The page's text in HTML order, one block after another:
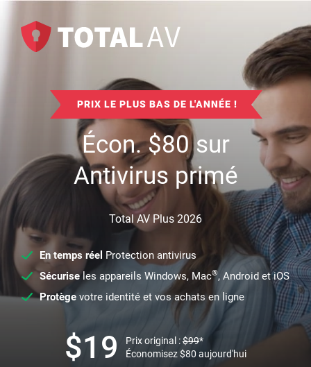
PRIX LE PLUS BAS DE L'ANNÉE !
Écon.$80sur
Antivirus primé
Total AV Plus 2026
En temps réel Protection antivirus
Sécuriseles appareils Windows, Mac®, Android et iOS
Protège votre identité et vos achats en ligne
$19 Prix original :$99*
Économisez$80 aujourd'hui